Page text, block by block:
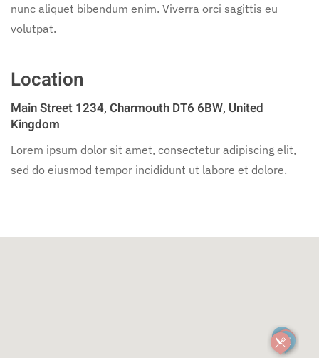
nunc aliquet bibendum enim. Viverra orci sagittis eu
volutpat.
Location
Main Street 1234, Charmouth DT6 6BW, United
Kingdom
Lorem ipsum dolor sit amet, consectetur adipiscing elit,
sed do eiusmod tempor incididunt ut labore et dolore.